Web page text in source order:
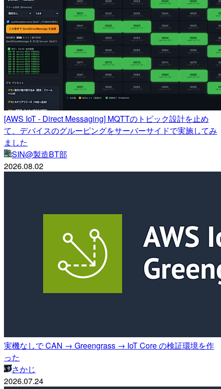
[AWS IoT - Direct Messaging] MQTTのトピック設計を止め
て、デバイスのグルーピングをサーバーサイドで実施してみ
ました
SIN@製造BT部
2026.08.02
実機なしで CAN → Greengrass → IoT Core の検証環境を作
った
さかじ
2026.07.24